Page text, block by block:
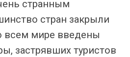
странным
стран закрыли
всем мире введены
застрявших туристов